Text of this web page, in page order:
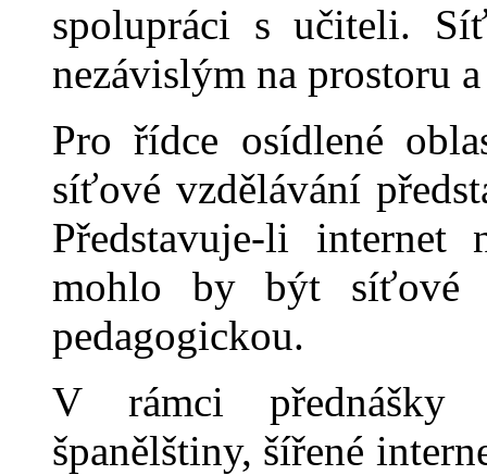
spolupráci s učiteli.
nezávislým na prostoru a
Pro řídce osídlené
síťové vzdělávání
Představuje-li internet
mohlo by být síťové
pedagogickou.
V rámci přednášky
španělštiny, šířené